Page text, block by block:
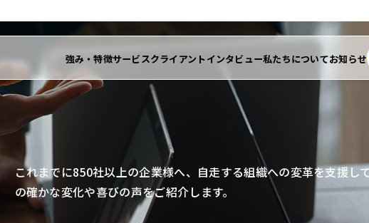
強み・特徴サービスクライアントインタビュー私たちについてお知らせ
これまでに850社以上の企業様へ、自走する組織への変革を支援し
の確かな変化や喜びの声をご紹介します。